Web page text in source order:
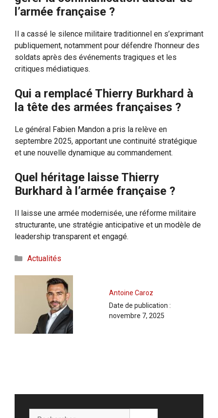
l’armée française ?
Il a cassé le silence militaire traditionnel en s’exprimant
publiquement, notamment pour défendre l’honneur des
soldats après des événements tragiques et les
critiques médiatiques.
Qui a remplacé Thierry Burkhard à
la tête des armées françaises ?
Le général Fabien Mandon a pris la relève en
septembre 2025, apportant une continuité stratégique
et une nouvelle dynamique au commandement.
Quel héritage laisse Thierry
Burkhard à l’armée française ?
Il laisse une armée modernisée, une réforme militaire
structurante, une stratégie anticipative et un modèle de
leadership transparent et engagé.
Catégories
Actualités
Antoine Caroz
Date de publication :
novembre 7, 2025